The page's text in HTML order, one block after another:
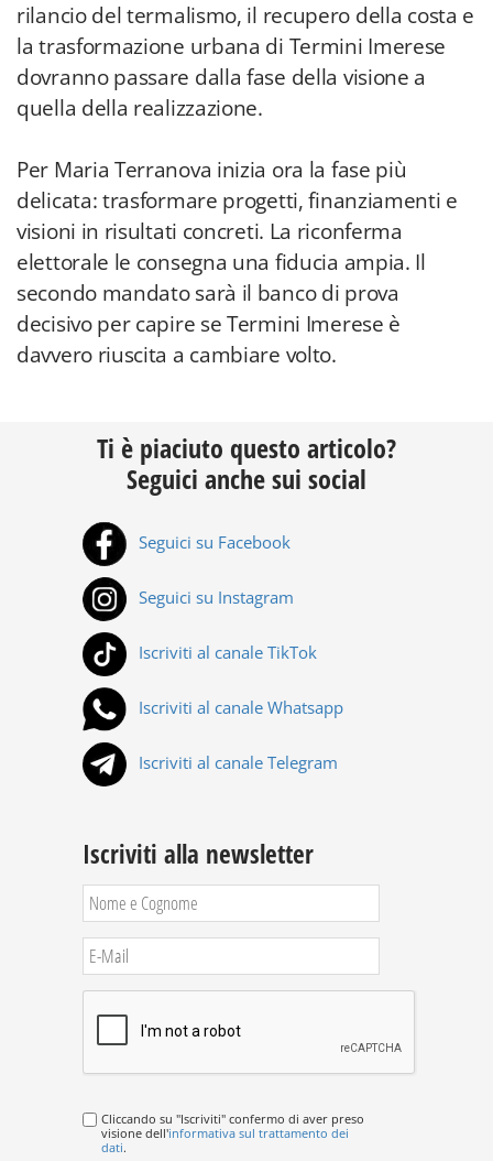
rilancio del termalismo, il recupero della costa e
la trasformazione urbana di Termini Imerese
dovranno passare dalla fase della visione a
quella della realizzazione.
Per Maria Terranova inizia ora la fase più
delicata: trasformare progetti, finanziamenti e
visioni in risultati concreti. La riconferma
elettorale le consegna una fiducia ampia. Il
secondo mandato sarà il banco di prova
decisivo per capire se Termini Imerese è
davvero riuscita a cambiare volto.
Ti è piaciuto questo articolo?
Seguici anche sui social
Seguici su Facebook
Seguici su Instagram
Iscriviti al canale TikTok
Iscriviti al canale Whatsapp
Iscriviti al canale Telegram
Iscriviti alla newsletter
Cliccando su "Iscriviti" confermo di aver preso
visione dell'informativa sul trattamento dei
dati.